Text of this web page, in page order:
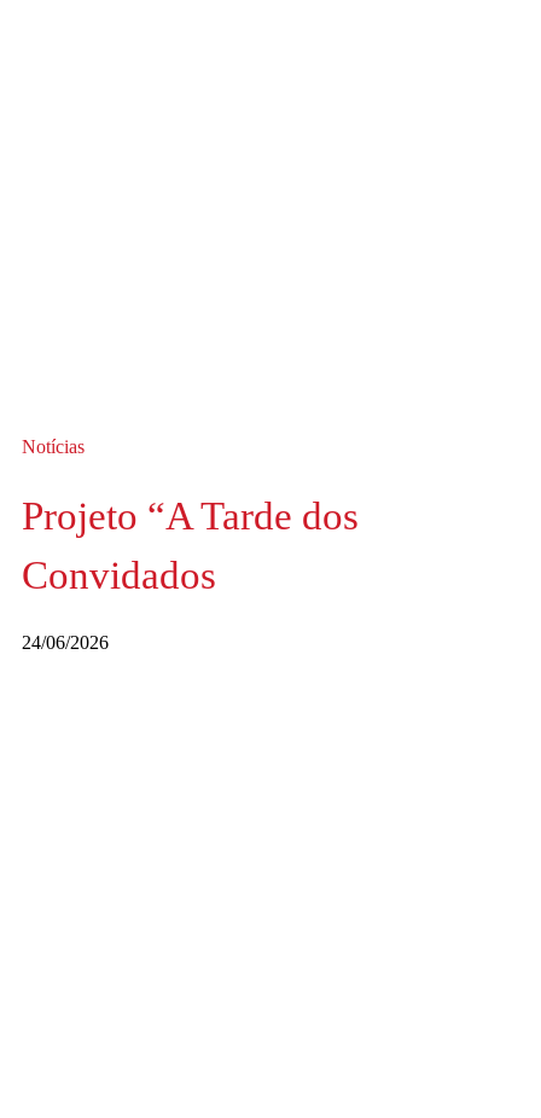
Notícias
Projeto “A Tarde dos
Convidados
24/06/2026